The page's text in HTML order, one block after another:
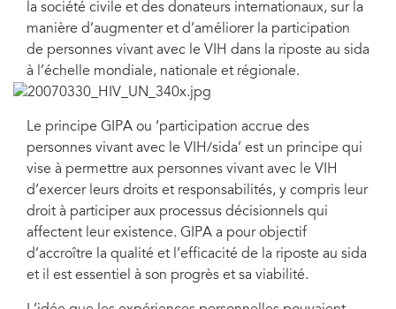
la société civile et des donateurs internationaux, sur la
manière d’augmenter et d’améliorer la participation
de personnes vivant avec le VIH dans la riposte au sida
à l’échelle mondiale, nationale et régionale.
Le principe GIPA ou ‘participation accrue des
personnes vivant avec le VIH/sida’ est un principe qui
vise à permettre aux personnes vivant avec le VIH
d’exercer leurs droits et responsabilités, y compris leur
droit à participer aux processus décisionnels qui
affectent leur existence. GIPA a pour objectif
d’accroître la qualité et l’efficacité de la riposte au sida
et il est essentiel à son progrès et sa viabilité.